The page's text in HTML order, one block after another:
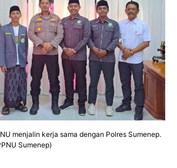
menjalin kerja sama dengan Polres Sumenep.
Sumenep)